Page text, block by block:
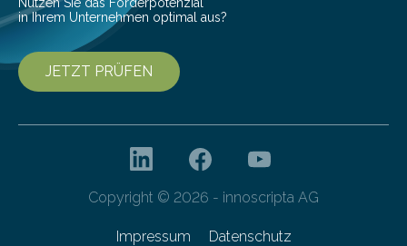
Nutzen Sie das Förderpotenzial
in Ihrem Unternehmen optimal aus?
JETZT PRÜFEN
Copyright © 2026 - innoscripta AG
Impressum Datenschutz